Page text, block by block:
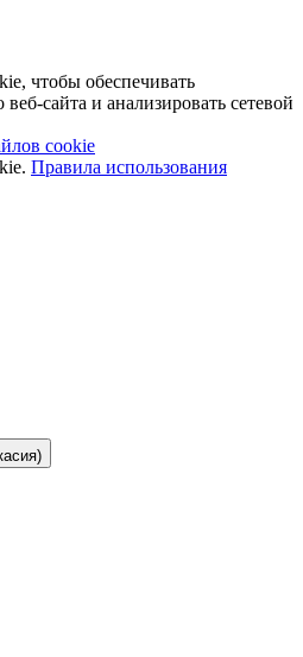
чтобы обеспечивать
сайта и анализировать сетевой
cookie
Правила использования